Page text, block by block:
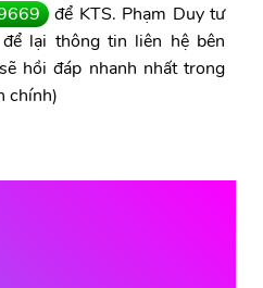
để KTS. Phạm Duy tư
lại thông tin liên hệ bên
hồi đáp nhanh nhất trong
chính)